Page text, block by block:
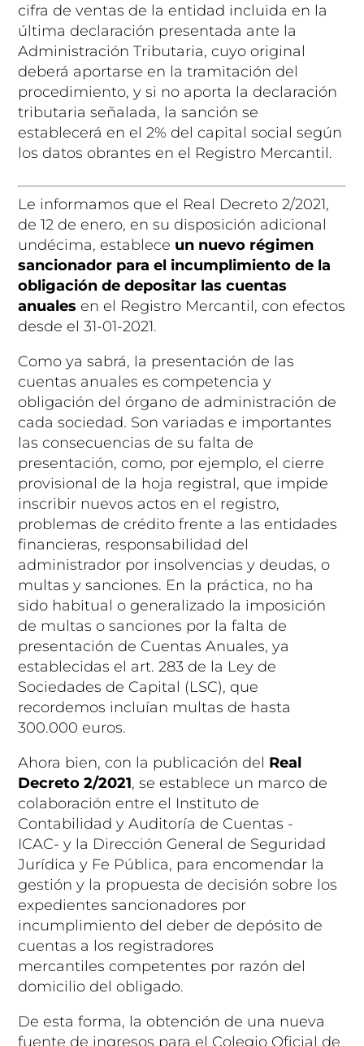
cifra de ventas de la entidad incluida en la
última declaración presentada ante la
Administración Tributaria, cuyo original
deberá aportarse en la tramitación del
procedimiento, y si no aporta la declaración
tributaria señalada, la sanción se
establecerá en el 2% del capital social según
los datos obrantes en el Registro Mercantil.
Le informamos que el Real Decreto 2/2021,
de 12 de enero, en su disposición adicional
undécima, establece un nuevo régimen
sancionador para el incumplimiento de la
obligación de depositar las cuentas
anuales en el Registro Mercantil, con efectos
desde el 31-01-2021.
Como ya sabrá, la presentación de las
cuentas anuales es competencia y
obligación del órgano de administración de
cada sociedad. Son variadas e importantes
las consecuencias de su falta de
presentación, como, por ejemplo, el cierre
provisional de la hoja registral, que impide
inscribir nuevos actos en el registro,
problemas de crédito frente a las entidades
financieras, responsabilidad del
administrador por insolvencias y deudas, o
multas y sanciones. En la práctica, no ha
sido habitual o generalizado la imposición
de multas o sanciones por la falta de
presentación de Cuentas Anuales, ya
establecidas el art. 283 de la Ley de
Sociedades de Capital (LSC), que
recordemos incluían multas de hasta
300.000 euros.
Ahora bien, con la publicación del Real
Decreto 2/2021, se establece un marco de
colaboración entre el Instituto de
Contabilidad y Auditoría de Cuentas -
ICAC- y la Dirección General de Seguridad
Jurídica y Fe Pública, para encomendar la
gestión y la propuesta de decisión sobre los
expedientes sancionadores por
incumplimiento del deber de depósito de
cuentas a los registradores
mercantiles competentes por razón del
domicilio del obligado.
De esta forma, la obtención de una nueva
fuente de ingresos para el Colegio Oficial de